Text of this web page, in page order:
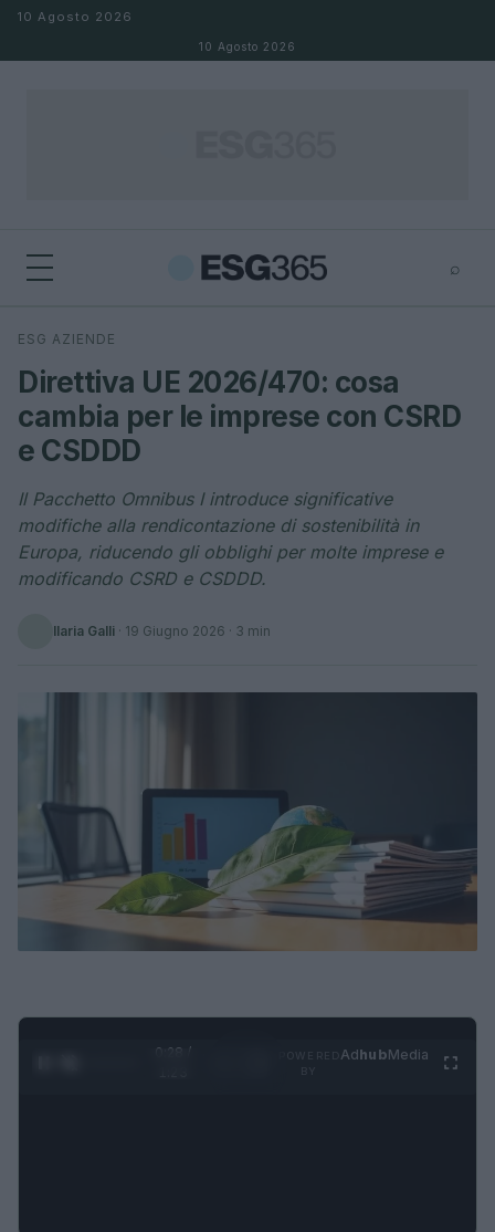
Salta al contenuto
10 Agosto 2026
10 Agosto 2026
⌕
Cerca
ESG AZIENDE
Direttiva UE 2026/470: cosa
cambia per le imprese con CSRD
e CSDDD
Il Pacchetto Omnibus I introduce significative
modifiche alla rendicontazione di sostenibilità in
Europa, riducendo gli obblighi per molte imprese e
modificando CSRD e CSDDD.
Ilaria Galli · 19 Giugno 2026 · 3 min
0:29 /
AdhubMedia